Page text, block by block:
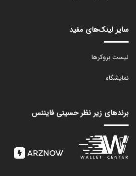
سایر لینک‌های مفید
لیست بروکرها
نمایشگاه
برندهای زیر نظر حسینی فایننس